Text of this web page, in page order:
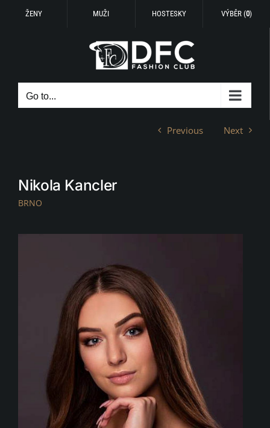
ŽENY MUŽI HOSTESKY VÝBĚR (0)
Go to...
Previous Next
Nikola Kancler
BRNO